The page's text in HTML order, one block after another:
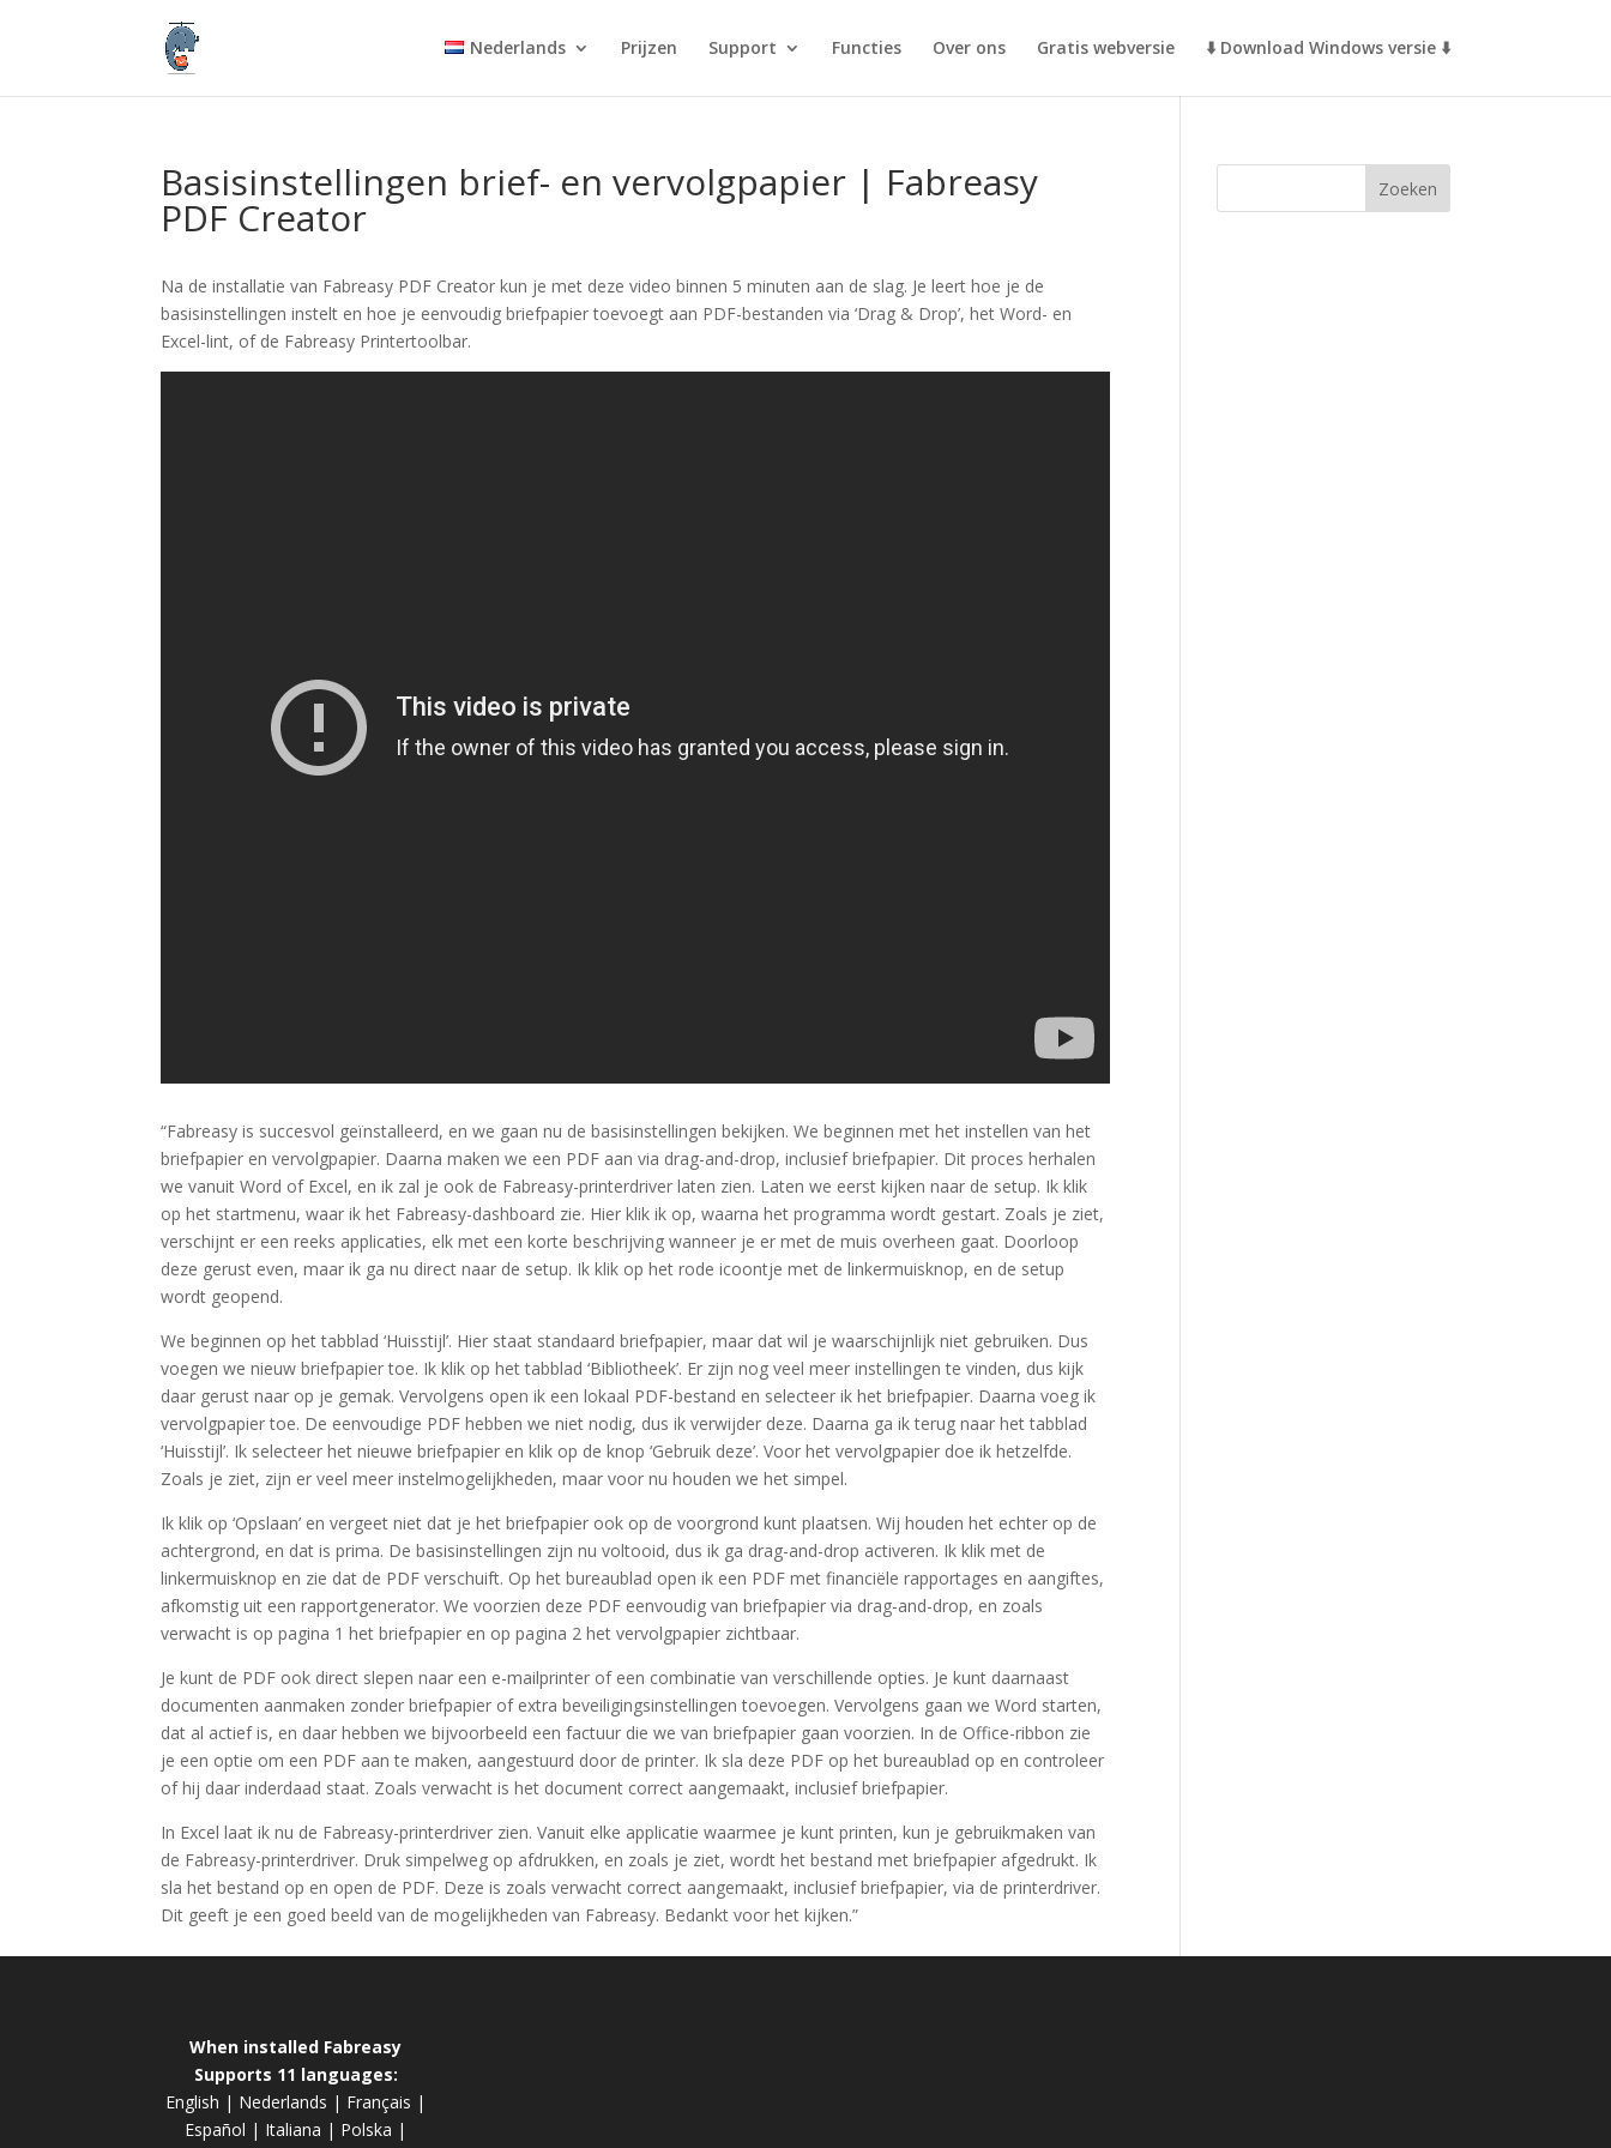
Nederlands Prijzen Support Functies Over ons Gratis webversie ⬇️ Download Windows versie ⬇️
Basisinstellingen brief- en vervolgpapier | Fabreasy
PDF Creator
Na de installatie van Fabreasy PDF Creator kun je met deze video binnen 5 minuten aan de slag. Je leert hoe je de
basisinstellingen instelt en hoe je eenvoudig briefpapier toevoegt aan PDF-bestanden via ‘Drag & Drop’, het Word- en
Excel-lint, of de Fabreasy Printertoolbar.
“Fabreasy is succesvol geïnstalleerd, en we gaan nu de basisinstellingen bekijken. We beginnen met het instellen van het
briefpapier en vervolgpapier. Daarna maken we een PDF aan via drag-and-drop, inclusief briefpapier. Dit proces herhalen
we vanuit Word of Excel, en ik zal je ook de Fabreasy-printerdriver laten zien. Laten we eerst kijken naar de setup. Ik klik
op het startmenu, waar ik het Fabreasy-dashboard zie. Hier klik ik op, waarna het programma wordt gestart. Zoals je ziet,
verschijnt er een reeks applicaties, elk met een korte beschrijving wanneer je er met de muis overheen gaat. Doorloop
deze gerust even, maar ik ga nu direct naar de setup. Ik klik op het rode icoontje met de linkermuisknop, en de setup
wordt geopend.
We beginnen op het tabblad ‘Huisstijl’. Hier staat standaard briefpapier, maar dat wil je waarschijnlijk niet gebruiken. Dus
voegen we nieuw briefpapier toe. Ik klik op het tabblad ‘Bibliotheek’. Er zijn nog veel meer instellingen te vinden, dus kijk
daar gerust naar op je gemak. Vervolgens open ik een lokaal PDF-bestand en selecteer ik het briefpapier. Daarna voeg ik
vervolgpapier toe. De eenvoudige PDF hebben we niet nodig, dus ik verwijder deze. Daarna ga ik terug naar het tabblad
‘Huisstijl’. Ik selecteer het nieuwe briefpapier en klik op de knop ‘Gebruik deze’. Voor het vervolgpapier doe ik hetzelfde.
Zoals je ziet, zijn er veel meer instelmogelijkheden, maar voor nu houden we het simpel.
Ik klik op ‘Opslaan’ en vergeet niet dat je het briefpapier ook op de voorgrond kunt plaatsen. Wij houden het echter op de
achtergrond, en dat is prima. De basisinstellingen zijn nu voltooid, dus ik ga drag-and-drop activeren. Ik klik met de
linkermuisknop en zie dat de PDF verschuift. Op het bureaublad open ik een PDF met financiële rapportages en aangiftes,
afkomstig uit een rapportgenerator. We voorzien deze PDF eenvoudig van briefpapier via drag-and-drop, en zoals
verwacht is op pagina 1 het briefpapier en op pagina 2 het vervolgpapier zichtbaar.
Je kunt de PDF ook direct slepen naar een e-mailprinter of een combinatie van verschillende opties. Je kunt daarnaast
documenten aanmaken zonder briefpapier of extra beveiligingsinstellingen toevoegen. Vervolgens gaan we Word starten,
dat al actief is, en daar hebben we bijvoorbeeld een factuur die we van briefpapier gaan voorzien. In de Office-ribbon zie
je een optie om een PDF aan te maken, aangestuurd door de printer. Ik sla deze PDF op het bureaublad op en controleer
of hij daar inderdaad staat. Zoals verwacht is het document correct aangemaakt, inclusief briefpapier.
In Excel laat ik nu de Fabreasy-printerdriver zien. Vanuit elke applicatie waarmee je kunt printen, kun je gebruikmaken van
de Fabreasy-printerdriver. Druk simpelweg op afdrukken, en zoals je ziet, wordt het bestand met briefpapier afgedrukt. Ik
sla het bestand op en open de PDF. Deze is zoals verwacht correct aangemaakt, inclusief briefpapier, via de printerdriver.
Dit geeft je een goed beeld van de mogelijkheden van Fabreasy. Bedankt voor het kijken.”
When installed Fabreasy
Supports 11 languages:
English | Nederlands | Français |
Español | Italiana | Polska |